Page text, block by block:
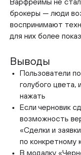
брокеры — люди
воспринимают
для них более
Выводы
Пользователи
голубого цвета,
нажать
Если черновик
возможность
«Сделки и
по конкретному
В модалку